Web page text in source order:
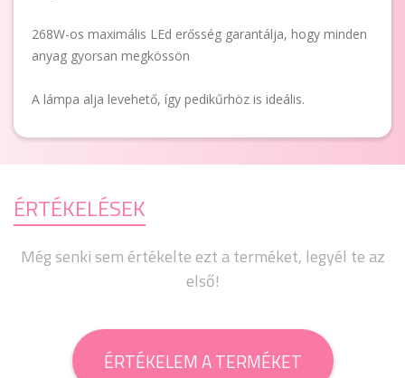
268W-os maximális LEd erősség garantálja, hogy minden
anyag gyorsan megkössön
A lámpa alja levehető, így pedikűrhöz is ideális.
ÉRTÉKELÉSEK
Még senki sem értékelte ezt a terméket, legyél te az
első!
ÉRTÉKELEM A TERMÉKET